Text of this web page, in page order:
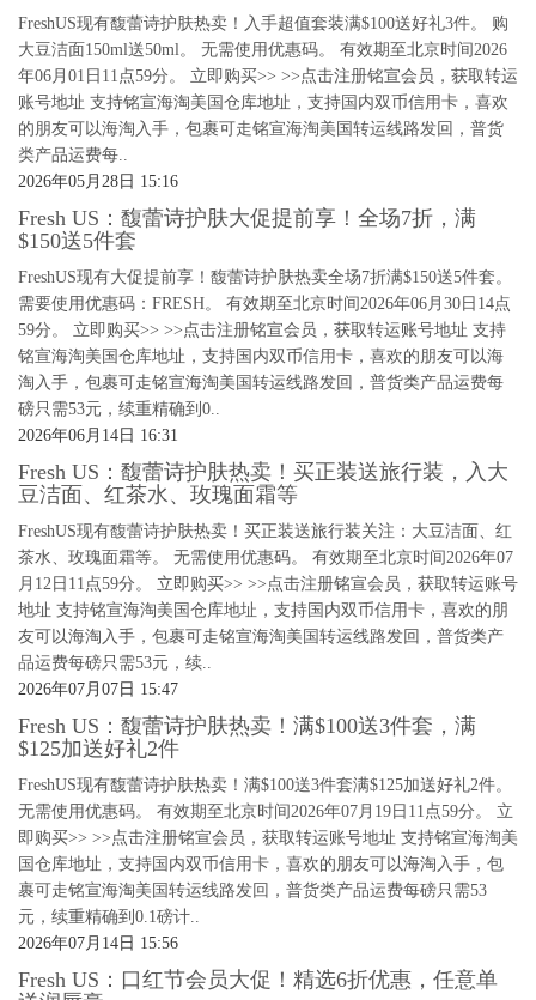
FreshUS现有馥蕾诗护肤热卖！入手超值套装满$100送好礼3件。 购
大豆洁面150ml送50ml。 无需使用优惠码。 有效期至北京时间2026
年06月01日11点59分。 立即购买>> >>点击注册铭宣会员，获取转运
账号地址 支持铭宣海淘美国仓库地址，支持国内双币信用卡，喜欢
的朋友可以海淘入手，包裹可走铭宣海淘美国转运线路发回，普货
类产品运费每..
2026年05月28日 15:16
Fresh US：馥蕾诗护肤大促提前享！全场7折，满
$150送5件套
FreshUS现有大促提前享！馥蕾诗护肤热卖全场7折满$150送5件套。
需要使用优惠码：FRESH。 有效期至北京时间2026年06月30日14点
59分。 立即购买>> >>点击注册铭宣会员，获取转运账号地址 支持
铭宣海淘美国仓库地址，支持国内双币信用卡，喜欢的朋友可以海
淘入手，包裹可走铭宣海淘美国转运线路发回，普货类产品运费每
磅只需53元，续重精确到0..
2026年06月14日 16:31
Fresh US：馥蕾诗护肤热卖！买正装送旅行装，入大
豆洁面、红茶水、玫瑰面霜等
FreshUS现有馥蕾诗护肤热卖！买正装送旅行装关注：大豆洁面、红
茶水、玫瑰面霜等。 无需使用优惠码。 有效期至北京时间2026年07
月12日11点59分。 立即购买>> >>点击注册铭宣会员，获取转运账号
地址 支持铭宣海淘美国仓库地址，支持国内双币信用卡，喜欢的朋
友可以海淘入手，包裹可走铭宣海淘美国转运线路发回，普货类产
品运费每磅只需53元，续..
2026年07月07日 15:47
Fresh US：馥蕾诗护肤热卖！满$100送3件套，满
$125加送好礼2件
FreshUS现有馥蕾诗护肤热卖！满$100送3件套满$125加送好礼2件。
无需使用优惠码。 有效期至北京时间2026年07月19日11点59分。 立
即购买>> >>点击注册铭宣会员，获取转运账号地址 支持铭宣海淘美
国仓库地址，支持国内双币信用卡，喜欢的朋友可以海淘入手，包
裹可走铭宣海淘美国转运线路发回，普货类产品运费每磅只需53
元，续重精确到0.1磅计..
2026年07月14日 15:56
Fresh US：口红节会员大促！精选6折优惠，任意单